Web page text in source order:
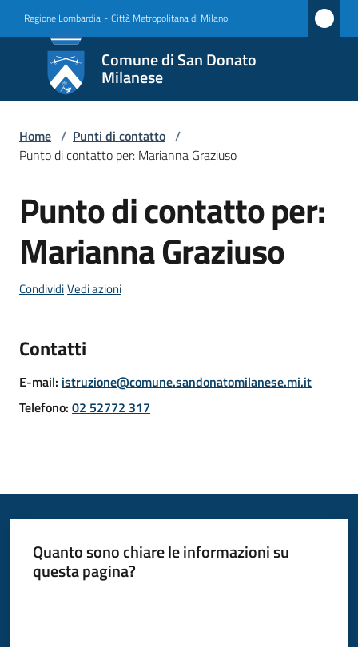
Regione Lombardia - Città Metropolitana di Milano
Comune di San Donato
Milanese
Comune
di San
Donato
Milanese
Amministrazione
Novità
Servizi
San
Milanese
argomenti
Home / Punti di contatto /
Punto di contatto per: Marianna Graziuso
Salta al contenuto
Punto di contatto per:
Marianna Graziuso
CondividiVedi azioni
Contatti
E-mail: istruzione@comune.sandonatomilanese.mi.it
Telefono: 02 52772 317
Quanto sono chiare le informazioni su
questa pagina?